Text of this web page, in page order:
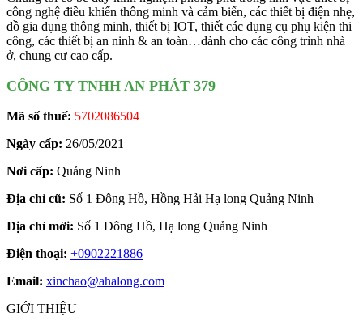
công nghệ điều khiển thông minh và cảm biến, các thiết bị điện nhẹ,
đồ gia dụng thông minh, thiết bị IOT, thiết các dụng cụ phụ kiện thi
công, các thiết bị an ninh & an toàn…dành cho các công trình nhà
ở, chung cư cao cấp.
CÔNG TY TNHH AN PHÁT 379
Mã số thuế: 5702086504
Ngày cấp: 26/05/2021
Nơi cấp: Quảng Ninh
Địa chỉ cũ: Số 1 Đông Hồ, Hồng Hải Hạ long Quảng Ninh
Địa chỉ mới: Số 1 Đông Hồ, Hạ long Quảng Ninh
Điện thoại: +0902221886
Email: xinchao@ahalong.com
GIỚI THIỆU